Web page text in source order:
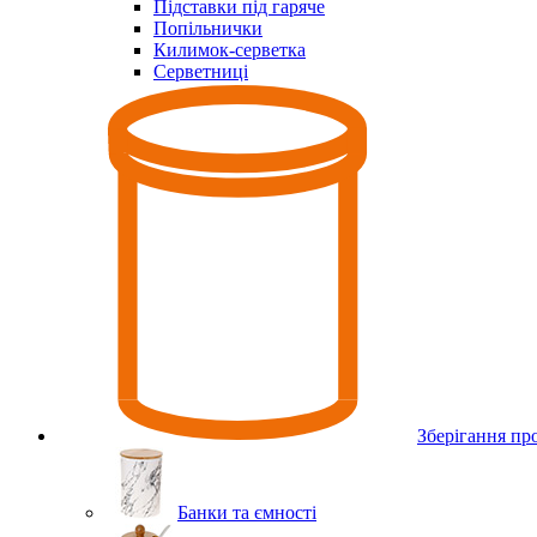
Підставки під гаряче
Попільнички
Килимок-серветка
Серветниці
Зберігання
Банки та ємності